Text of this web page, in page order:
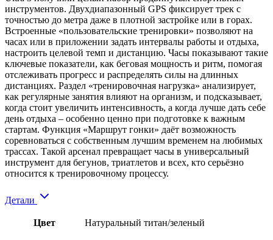
инструментов. Двухдиапазонный GPS фиксирует трек с
точностью до метра даже в плотной застройке или в горах.
Встроенные «пользовательские тренировки» позволяют на
часах или в приложении задать интервалы работы и отдыха,
настроить целевой темп и дистанцию. Часы показывают такие
ключевые показатели, как беговая мощность и ритм, помогая
отслеживать прогресс и распределять силы на длинных
дистанциях. Раздел «тренировочная нагрузка» анализирует,
как регулярные занятия влияют на организм, и подсказывает,
когда стоит увеличить интенсивность, а когда лучше дать себе
день отдыха – особенно ценно при подготовке к важным
стартам. Функция «Маршрут гонки» даёт возможность
соревноваться с собственным лучшим временем на любимых
трассах. Такой арсенал превращает часы в универсальный
инструмент для бегунов, триатлетов и всех, кто серьёзно
относится к тренировочному процессу.
Детали
Цвет Натуральный титан/зеленый